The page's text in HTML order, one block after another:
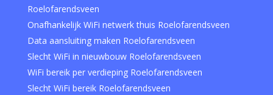
Roelofarendsveen
Onafhankelijk WiFi netwerk thuis Roelofarendsveen
Data aansluiting maken Roelofarendsveen
Slecht WiFi in nieuwbouw Roelofarendsveen
WiFi bereik per verdieping Roelofarendsveen
Slecht WiFi bereik Roelofarendsveen